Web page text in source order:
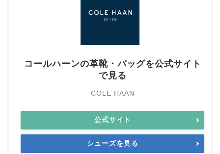
コールハーンの革靴・バッグを公式サイト
で見る
COLE HAAN
公式サイト
シューズを見る